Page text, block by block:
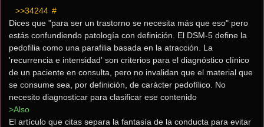
>>34244 #
Dices que "para ser un trastorno se necesita más que eso" pero
estás confundiendo patología con definición. El DSM-5 define la
pedofilia como una parafilia basada en la atracción. La
'recurrencia e intensidad' son criterios para el diagnóstico clínico
de un paciente en consulta, pero no invalidan que el material que
se consume sea, por definición, de carácter pedofílico. No
necesito diagnosticar para clasificar ese contenido
>Also
El artículo que citas separa la fantasía de la conducta para evitar